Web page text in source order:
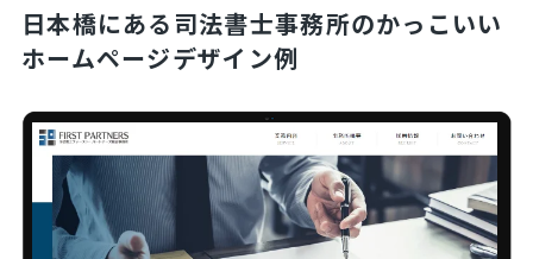
日本橋にある司法書士事務所のかっこいい
ホームページデザイン例